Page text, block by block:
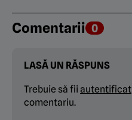
Comentarii 0
LASĂ UN RĂSPUNS
Trebuie să fii autentificat
comentariu.